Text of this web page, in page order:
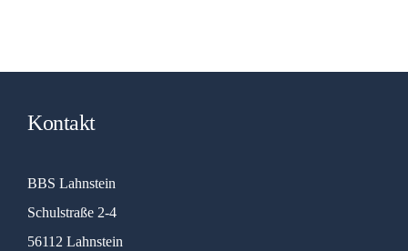
Kontakt
BBS Lahnstein
Schulstraße 2-4
56112 Lahnstein